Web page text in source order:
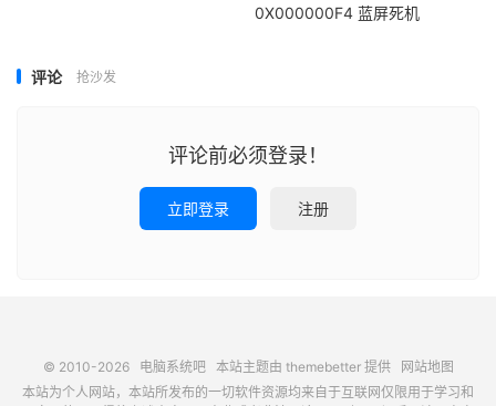
0X000000F4 蓝屏死机
评论 抢沙发
评论前必须登录！
立即登录 注册
© 2010-2026 电脑系统吧本站主题由 themebetter提供 网站地图
本站为个人网站，本站所发布的一切软件资源均来自于互联网仅限用于学习和